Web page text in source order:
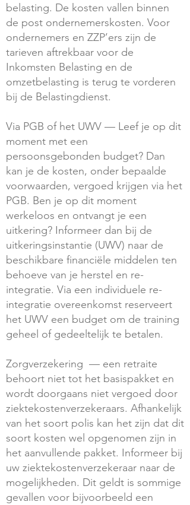
belasting. De kosten vallen binnen
de post ondernemerskosten. Voor
ondernemers en ZZP’ers zijn de
tarieven aftrekbaar voor de
Inkomsten Belasting en de
omzetbelasting is terug te vorderen
bij de Belastingdienst.
Via PGB of het UWV — Leef je op dit
moment met een
persoonsgebonden budget? Dan
kan je de kosten, onder bepaalde
voorwaarden, vergoed krijgen via het
PGB. Ben je op dit moment
werkeloos en ontvangt je een
uitkering? Informeer dan bij de
uitkeringsinstantie (UWV) naar de
beschikbare financiële middelen ten
behoeve van je herstel en re-
integratie. Via een individuele re-
integratie overeenkomst reserveert
het UWV een budget om de training
geheel of gedeeltelijk te betalen.
Zorgverzekering — een retraite
behoort niet tot het basispakket en
wordt doorgaans niet vergoed door
ziektekostenverzekeraars. Afhankelijk
van het soort polis kan het zijn dat dit
soort kosten wel opgenomen zijn in
het aanvullende pakket. Informeer bij
uw ziektekostenverzekeraar naar de
mogelijkheden. Dit geldt is sommige
gevallen voor bijvoorbeeld een